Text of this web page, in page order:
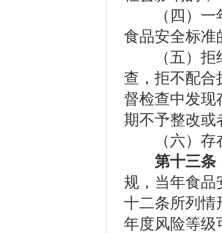
（四）一年
食品安全标准
（五）拒绝
查，拒不配合
督检查中发现
期不予整改或
（六）存在
第十三条
规，当年食品
十二条所列情
年度风险等级